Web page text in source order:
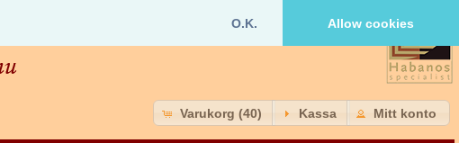
O.K. Allow cookies
Varukorg (40) Kassa Mitt konto